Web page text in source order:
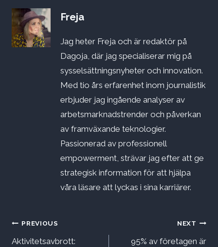
Freja
Jag heter Freja och är redaktör på
Dagoja, där jag specialiserar mig på
sysselsättningsnyheter och innovation.
Med tio års erfarenhet inom journalistik
erbjuder jag ingående analyser av
arbetsmarknadstrender och påverkan
av framväxande teknologier.
Passionerad av professionell
empowerment, strävar jag efter att ge
strategisk information för att hjälpa
våra läsare att lyckas i sina karriärer.
Inläggsnavigering
PREVIOUS
Aktivitetsavbrott:
NEXT
95% av företagen är